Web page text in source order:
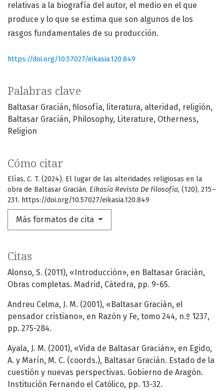
Palabras clave
Baltasar Gracián filosofía literatura alteridad
religión
Baltasar Gracián
Philosophy Literature Otherness
Religion
Cómo citar
Elías, C. T. (2024). El lugar de las alteridades religiosas en la
obra de Baltasar Gracián. Eikasía Revista De Filosofía, (120), 215–
231. https://doi.org/10.57027/eikasia.120.849
Más formatos de cita
relativas a la biografía del autor, el medio en el que
produce y lo que se estima que son algunos de los
rasgos fundamentales de su producción.
https://doi.org/10.57027/eikasia.120.849
Citas
Alonso, S. (2011), «Introducción», en Baltasar Gracián,
Obras completas. Madrid, Cátedra, pp. 9-65.
Andreu Celma, J. M. (2001), «Baltasar Gracián, el
pensador cristiano», en Razón y Fe, tomo 244, n.º 1237,
pp. 275-284.
Ayala, J. M. (2001), «Vida de Baltasar Gracián», en Egido,
A. y Marín, M. C. (coords.), Baltasar Gracián. Estado de la
cuestión y nuevas perspectivas. Gobierno de Aragón.
Institución Fernando el Católico, pp. 13-32.